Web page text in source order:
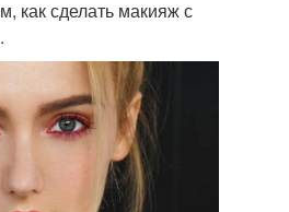
как сделать макияж с